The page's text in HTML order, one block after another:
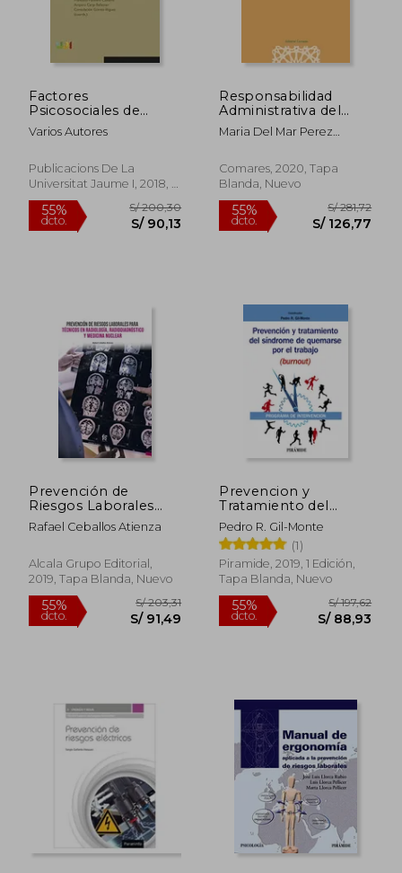
dcto. dcto.
Factores
Psicosociales de
Riesgo y Salud en el
Ámbito Laboral: 22
Varios Autores
Publicacions De La
Universitat Jaume I, 2018, 1
Edición, Tapa Blanda,
Nuevo
55%
dcto.
S/ 200,30
S/ 90,13
Responsabilidad
Administrativa del
Empresario
Prevencion ri
Maria Del Mar Perez
Comares, 2020, Tapa
Blanda, Nuevo
55%
dcto. S/
Prevención de
Riesgos Laborales
Para Técnicos en
Radiología [Próxima
Rafael Ceballos Atienza
Alcala Grupo Editorial,
2019, Tapa Blanda, Nuevo
Prevencion y
Tratamiento del
Sindrome de
Quemarse por el
Trabajo (Burnout)
Pedro R. Gil-Monte
(1)
Piramide, 2019, 1 Edición,
Tapa Blanda, Nuevo